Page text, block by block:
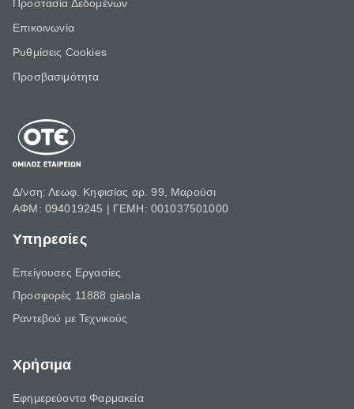
Προστασία Δεδομένων
Επικοινωνία
Ρυθμίσεις Cookies
Προσβασιμότητα
Δ/νση: Λεωφ. Κηφισίας αρ. 99, Μαρούσι
ΑΦΜ: 094019245 | ΓΕΜΗ: 001037501000
Υπηρεσίες
Επείγουσες Εργασίες
Προσφορές 11888 giaola
Ραντεβού με Τεχνικούς
Χρήσιμα
Εφημερεύοντα Φαρμακεία